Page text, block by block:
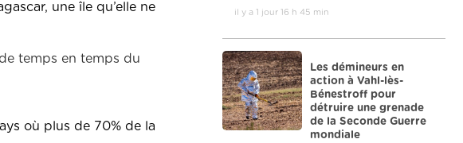
une île qu’elle ne
temps en temps du
où plus de 70% de la
il y a 1 jour 16 h 45 min
Les démineurs en
action à Vahl-lès-
Bénestroff pour
détruire une grenade
de la Seconde Guerre
mondiale